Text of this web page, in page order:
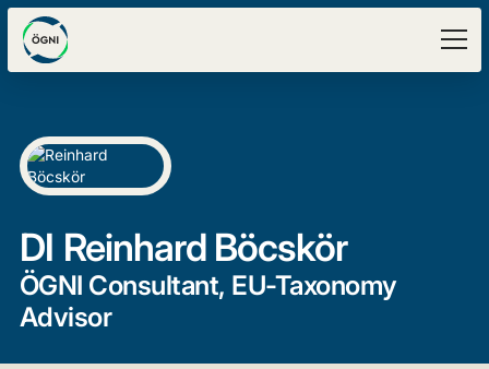
DI Reinhard Böcskör
ÖGNI Consultant, EU-Taxonomy
Advisor